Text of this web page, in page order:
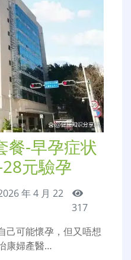
餐-早孕症状
元驗孕
年 4 月 22
317
己可能懷孕，但又唔想
康婦產醫…